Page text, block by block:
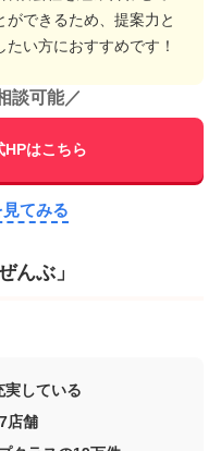
できるため、提案力と
い方におすすめです！
談可能／
HPはこちら
てみる
んぶ」
実している
店舗